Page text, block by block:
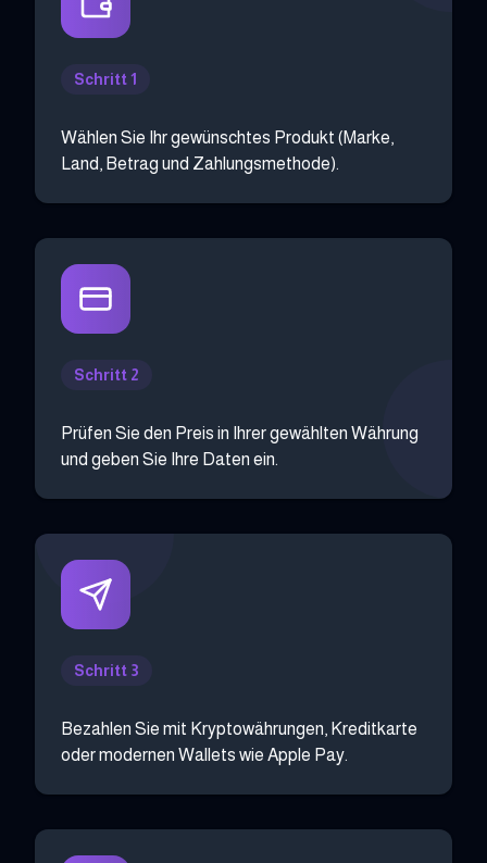
Schritt 1
Wählen Sie Ihr gewünschtes Produkt (Marke,
Land, Betrag und Zahlungsmethode).
Schritt 2
Prüfen Sie den Preis in Ihrer gewählten Währung
und geben Sie Ihre Daten ein.
Schritt 3
Bezahlen Sie mit Kryptowährungen, Kreditkarte
oder modernen Wallets wie Apple Pay.